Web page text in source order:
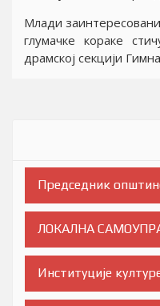
Млади
глумачке кораке
драмској секцији
Председник
ЛОКАЛНА
Институције